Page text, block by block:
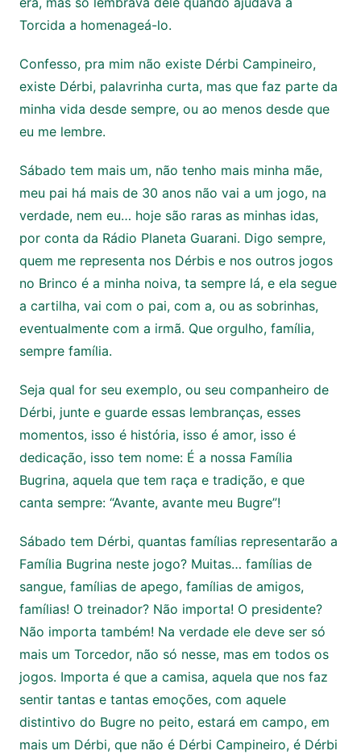
Torcida a homenageá-lo.
Confesso, pra mim não existe Dérbi Campineiro,
existe Dérbi, palavrinha curta, mas que faz parte da
minha vida desde sempre, ou ao menos desde que
eu me lembre.
Sábado tem mais um, não tenho mais minha mãe,
meu pai há mais de 30 anos não vai a um jogo, na
verdade, nem eu… hoje são raras as minhas idas,
por conta da Rádio Planeta Guarani. Digo sempre,
quem me representa nos Dérbis e nos outros jogos
no Brinco é a minha noiva, ta sempre lá, e ela segue
a cartilha, vai com o pai, com a, ou as sobrinhas,
eventualmente com a irmã. Que orgulho, família,
sempre família.
Seja qual for seu exemplo, ou seu companheiro de
Dérbi, junte e guarde essas lembranças, esses
momentos, isso é história, isso é amor, isso é
dedicação, isso tem nome: É a nossa Família
Bugrina, aquela que tem raça e tradição, e que
canta sempre: “Avante, avante meu Bugre”!
Sábado tem Dérbi, quantas famílias representarão a
Família Bugrina neste jogo? Muitas… famílias de
sangue, famílias de apego, famílias de amigos,
famílias! O treinador? Não importa! O presidente?
Não importa também! Na verdade ele deve ser só
mais um Torcedor, não só nesse, mas em todos os
jogos. Importa é que a camisa, aquela que nos faz
sentir tantas e tantas emoções, com aquele
distintivo do Bugre no peito, estará em campo, em
mais um Dérbi, que não é Dérbi Campineiro, é Dérbi